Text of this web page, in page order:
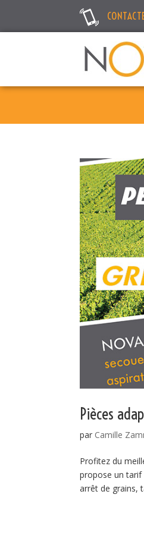
Pièces
par Camille
Profitez du
propose un tarif
arrêt de grains,